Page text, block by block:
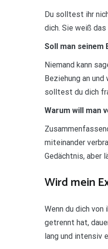
Du solltest ihr
dich. Sie weiß
Soll man seinem
Niemand kann
Beziehung an
solltest du dich
Warum will man
miteinander
Gedächtnis, aber
Wird mein
Wenn du dich
getrennt hat,
lang und intensiv